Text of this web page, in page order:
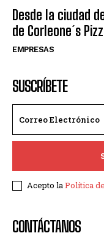
Desde la ciudad
de Corleone´s
EMPRESAS
SUSCRÍBETE
Acepto laPolítica
CONTÁCTANOS